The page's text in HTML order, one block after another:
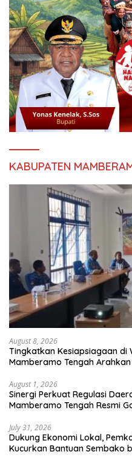
KABUPATEN
August 8, 2026
Tingkatkan Kesiapsiagaan di
Mamberamo Tengah
August 1, 2026
Sinergi Perkuat Regulasi
Mamberamo Tengah Resmi
July 31, 2026
Dukung Ekonomi Lokal,
Kucurkan Bantuan Sembako